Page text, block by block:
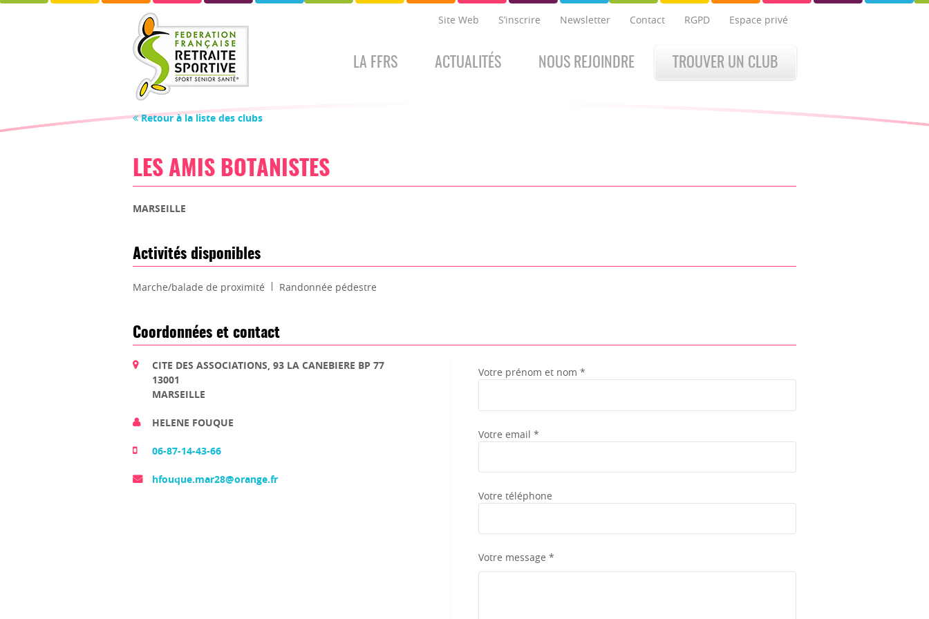
Site Web S’inscrire Newsletter Contact RGPD Espace privé
LA FFRS ACTUALITÉS NOUS REJOINDRE TROUVER UN CLUB
Retour à la liste des clubs
LES AMIS BOTANISTES
MARSEILLE
Activités disponibles
Marche/balade de proximité Randonnée pédestre
Coordonnées et contact
CITE DES ASSOCIATIONS, 93 LA CANEBIERE BP 77
13001
MARSEILLE
HELENE FOUQUE
06-87-14-43-66
hfouque.mar28@orange.fr
Votre prénom et nom *
Votre email *
Votre téléphone
Votre message *